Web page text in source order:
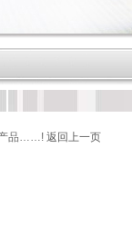
品……! 返回上一页